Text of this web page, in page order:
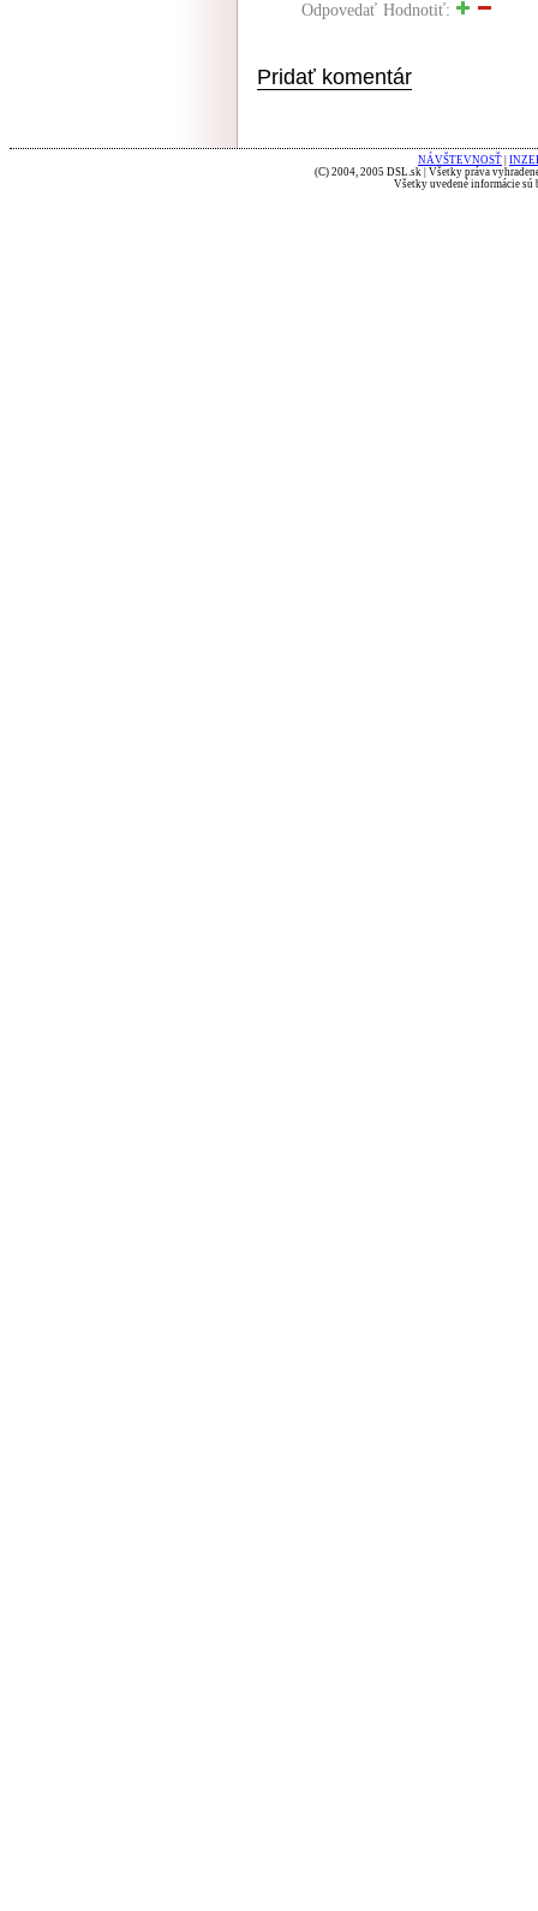
Odpovedať Hodnotiť:
Pridať komentár
NÁVŠTEVNOSŤ
(C) 2004, 2005 DSL.sk | Všetky práva
Všetky uvedené informácie sú